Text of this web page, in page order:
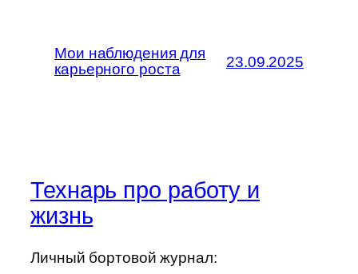
Мои наблюдения для
карьерного роста
23.09.2025
Технарь про работу и
жизнь
Личный бортовой журнал: